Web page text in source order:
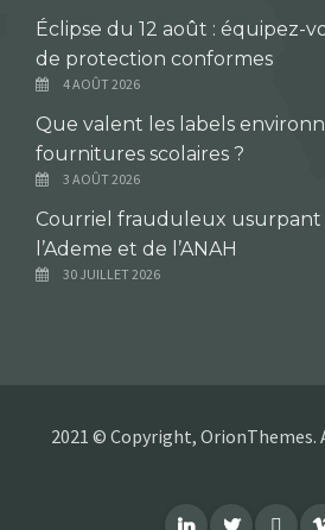
Éclipse du 12 août : équipez-
de protection conformes
4 AOÛT 2026
Que valent les labels
fournitures scolaires ?
3 AOÛT 2026
Courriel frauduleux usurpant
l’Ademe et de l’ANAH
30 JUILLET 2026
2021 © Copyright, OrionThemes.